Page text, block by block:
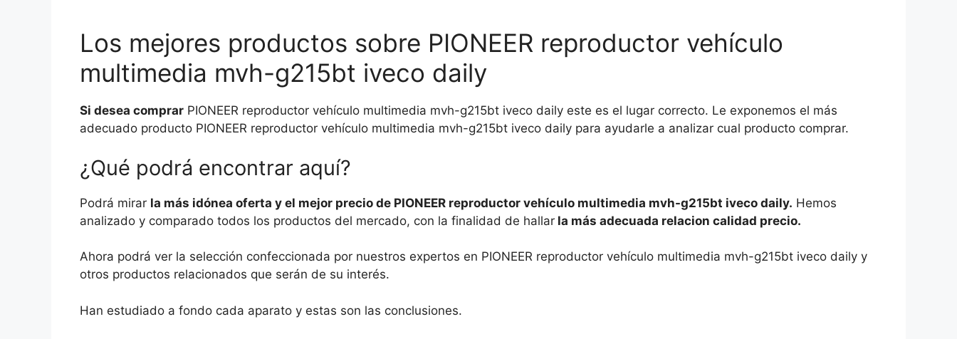
Los mejores productos sobre PIONEER reproductor vehículo
multimedia mvh-g215bt iveco daily
Si desea comprar PIONEER reproductor vehículo multimedia mvh-g215bt iveco daily este es el lugar correcto. Le exponemos el más
adecuado producto PIONEER reproductor vehículo multimedia mvh-g215bt iveco daily para ayudarle a analizar cual producto comprar.
¿Qué podrá encontrar aquí?
Podrá mirar la más idónea oferta y el mejor precio de PIONEER reproductor vehículo multimedia mvh-g215bt iveco daily. Hemos
analizado y comparado todos los productos del mercado, con la finalidad de hallar la más adecuada relacion calidad precio.
Ahora podrá ver la selección confeccionada por nuestros expertos en PIONEER reproductor vehículo multimedia mvh-g215bt iveco daily y
otros productos relacionados que serán de su interés.
Han estudiado a fondo cada aparato y estas son las conclusiones.